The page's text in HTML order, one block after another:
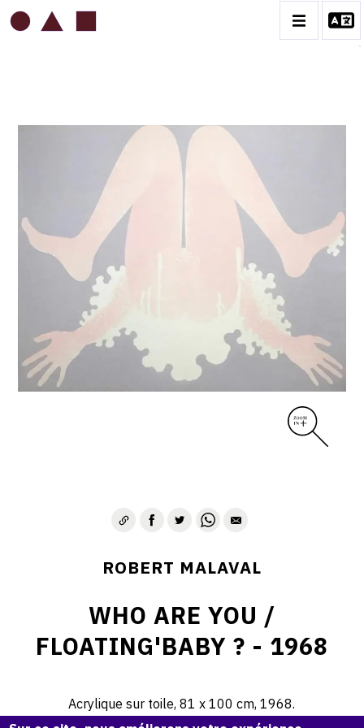
ROBERT MALAVAL
CATALOGUE DES OEUVRES
ROBERT MALAVAL
WHO ARE YOU /
FLOATING'BABY ? - 1968
Acrylique sur toile, 81 x 100 cm, 1968.